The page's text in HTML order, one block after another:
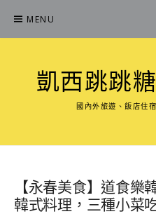
content
MENU
凱西跳跳
國內外旅遊、飯店住
【永春美食】道食樂
韓式料理，三種小菜